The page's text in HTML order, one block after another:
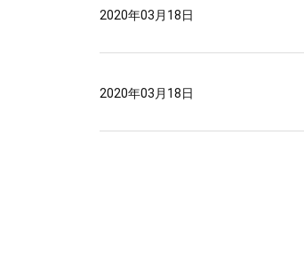
2020年03月18日
2020年03月18日